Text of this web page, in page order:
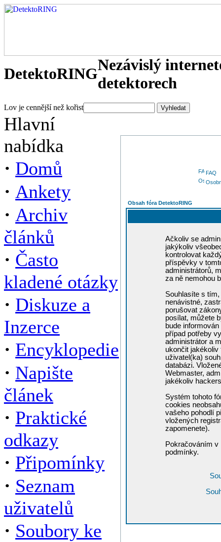
DetektoRINGNezávislý
detektorech
Lov je cennější než kořist
Hlavní
nabídka
· Domů
· Ankety
· Archiv
článků
· Často
kladené otázky
· Diskuze a
Inzerce
· Encyklopedie
· Napište
článek
· Praktické
odkazy
· Připomínky
· Seznam
uživatelů
· Soubory ke
FAQ
Obsah fóra DetektoRING
Ačkoliv se
jakýkoliv
kontrolovat
příspěvky v
administrátorů,
za ně nemohou
Souhlasíte s
nenávistné,
porušovat
posílat, můžete
bude
případ potřeby
administrátor a
ukončit
uživatel(ka)
databázi.
Webmaster,
jakékoliv
Systém tohoto
cookies
vašeho pohodlí
vložených
zapomenete).
Pokračováním v
podmínky.